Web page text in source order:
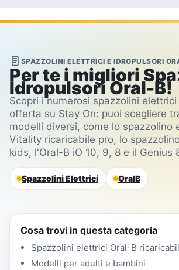
SPAZZOLINI ELETTRICI E IDROPULSORI
Per te i migliori
Idropulsori Oral-B!
Scopri i numerosi spazzolini
offerta su Stay On: puoi scegliere
modelli diversi, come lo spazzolino
Vitality ricaricabile pro, lo
kids, l'Oral-B iO 10, 9, 8 e il Genius
Spazzolini Elettrici OralB
Cosa trovi in questa categoria
Spazzolini elettrici Oral-B
Modelli per adulti e bambini